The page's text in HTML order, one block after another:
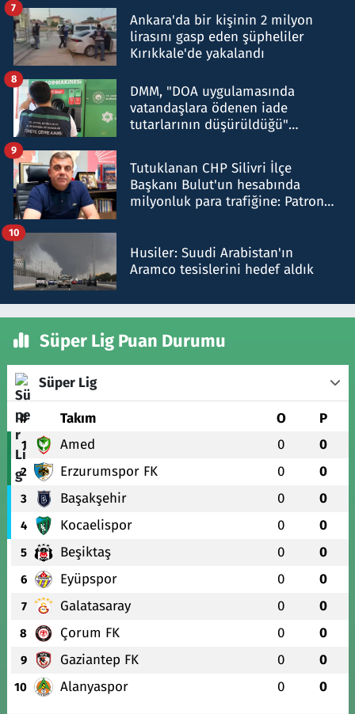
Ankara'da bir kişinin 2 milyon
lirasını gasp eden şüpheliler
Kırıkkale'de yakalandı
7
DMM, "DOA uygulamasında
vatandaşlara ödenen iade
tutarlarının düşürüldüğü"
8
Tutuklanan CHP Silivri İlçe
Başkanı Bulut'un hesabında
milyonluk para trafiğine: Patron
9
Husiler: Suudi Arabistan'ın
Aramco tesislerini hedef aldık
10
Süper Lig Puan Durumu
Süper Lig
# Takım O P
1 Amed 0 0
2 Erzurumspor FK 0 0
3 Başakşehir 0 0
4 Kocaelispor 0 0
5 Beşiktaş 0 0
6 Eyüpspor 0 0
7 Galatasaray 0 0
8 Çorum FK 0 0
9 Gaziantep FK 0 0
10 Alanyaspor 0 0